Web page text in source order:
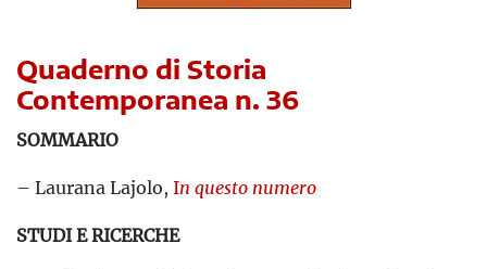
Quaderno di Storia
Contemporanea n. 36
SOMMARIO
– Laurana Lajolo, In questo numero
STUDI E RICERCHE